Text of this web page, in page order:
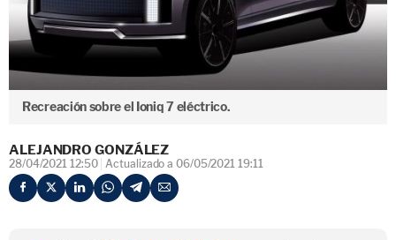
Recreación sobre el Ioniq 7 eléctrico.
ALEJANDRO GONZÁLEZ
28/04/2021 12:50 Actualizado a 06/05/2021 19:11